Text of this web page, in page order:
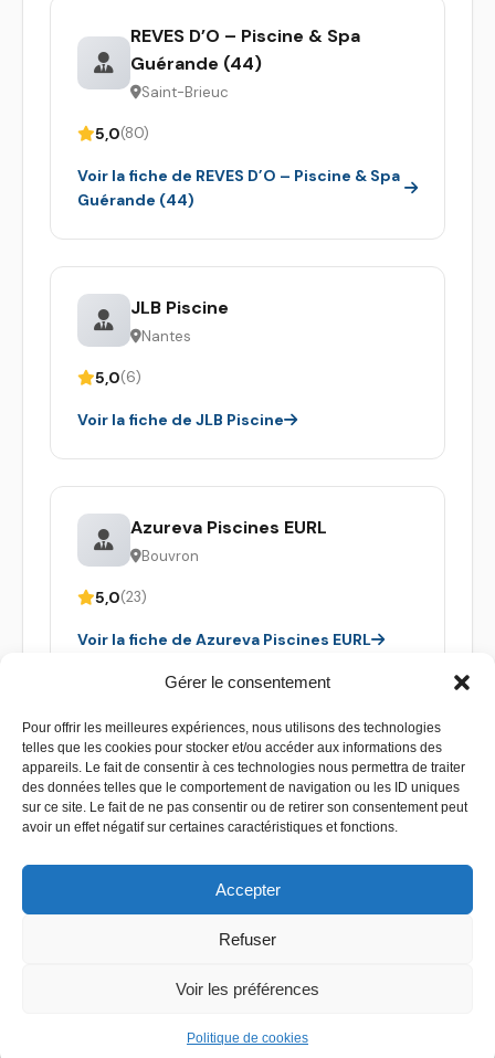
Gérer le consentement
Pour offrir les meilleures expériences, nous utilisons des technologies
telles que les cookies pour stocker et/ou accéder aux informations des
appareils. Le fait de consentir à ces technologies nous permettra de traiter
des données telles que le comportement de navigation ou les ID uniques
sur ce site. Le fait de ne pas consentir ou de retirer son consentement peut
avoir un effet négatif sur certaines caractéristiques et fonctions.
Accepter
Refuser
Voir les préférences
Politique de cookies
REVES D’O – Piscine & Spa
Guérande (44)
Saint-Brieuc
5,0(80)
Voir la fiche de REVES D’O – Piscine & Spa
Guérande (44)
JLB Piscine
Nantes
5,0(6)
Voir la fiche de JLB Piscine
Azureva Piscines EURL
Bouvron
5,0(23)
Voir la fiche de Azureva Piscines EURL
Copyright 2026 - Devis piscine - Tous droit réservés